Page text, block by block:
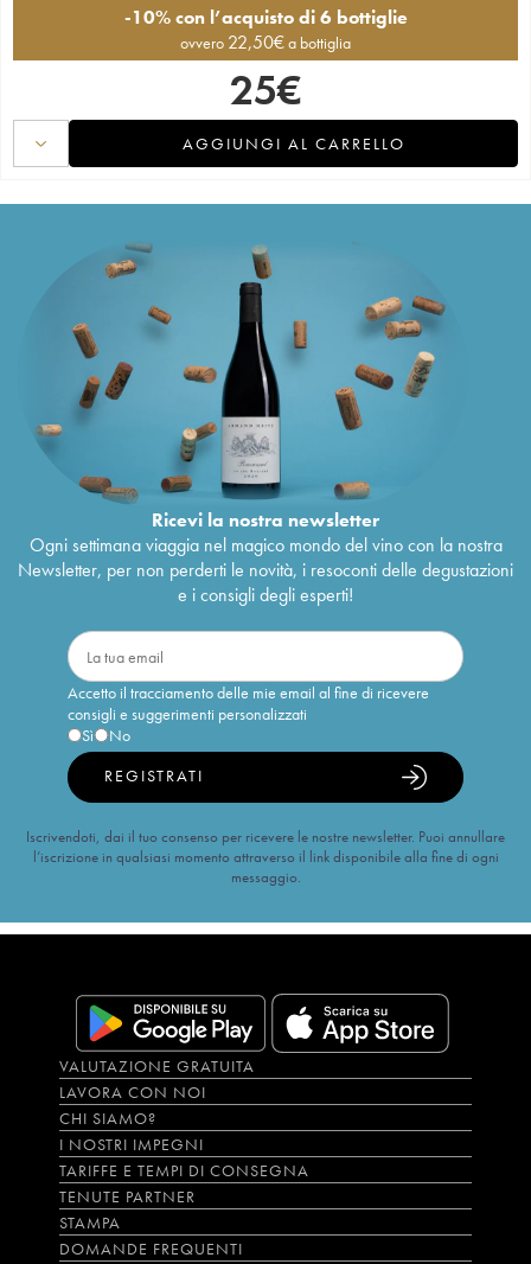
-10% con l’acquisto di 6 bottiglie
ovvero 22,50€a bottiglia
25€
AGGIUNGI AL CARRELLO
Ricevi la nostra newsletter
Ogni settimana viaggia nel magico mondo del vino con la nostra
Newsletter, per non perderti le novità, i resoconti delle degustazioni
e i consigli degli esperti!
Accetto il tracciamento delle mie email al fine di ricevere
consigli e suggerimenti personalizzati
Sì
No
REGISTRATI
Iscrivendoti, dai il tuo consenso per ricevere le nostre newsletter. Puoi annullare
l’iscrizione in qualsiasi momento attraverso il link disponibile alla fine di ogni
messaggio.
VALUTAZIONE GRATUITA
LAVORA CON NOI
CHI SIAMO?
I NOSTRI IMPEGNI
TARIFFE E TEMPI DI CONSEGNA
TENUTE PARTNER
STAMPA
DOMANDE FREQUENTI